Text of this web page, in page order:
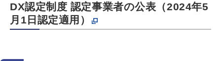
DX認定制度 認定事業者の公表（2024年5
月1日認定適用）